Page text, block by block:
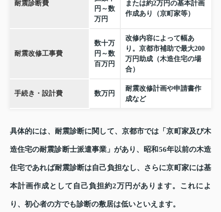
耐震診断費
円～数
万円
または約2万円の基本計画
作成あり（京町家等）
耐震改修工事費
数十万
円～数
百万円
改修内容によって幅あ
り。京都市補助で最大200
万円助成（木造住宅の場
合）
手続き・設計費 数万円
耐震改修計画や申請書作
成など
具体的には、耐震診断に関して、京都市では「京町家及び木
造住宅の耐震診断士派遣事業」があり、昭和56年以前の木造
住宅であれば耐震診断は自己負担なし、さらに京町家には基
本計画作成として自己負担約2万円があります。これによ
り、初心者の方でも診断の敷居は低いといえます。